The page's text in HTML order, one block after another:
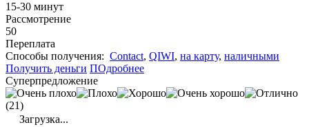
15-30 минут
Рассмотрение
50
Переплата
Cпособы получения: Contact, QIWI, на карту, наличными
Получить деньги ПОдробнее
Суперпредложение
(21)
Загрузка...